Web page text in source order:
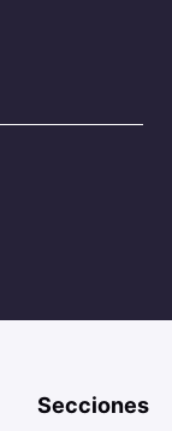
Secciones